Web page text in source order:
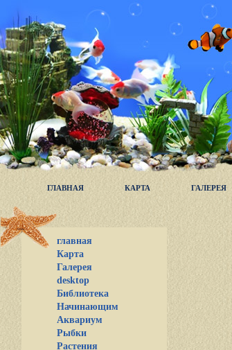
ГЛАВНАЯ КАРТА ГАЛЕРЕЯ
главная
Карта
Галерея
desktop
Библиотека
Начинающим
Аквариум
Рыбки
Растения